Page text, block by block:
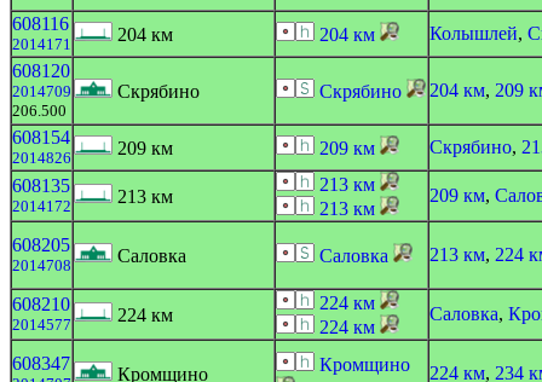
608116
2014171 204 км 204 км Колышлей,
608120
2014709
206.500
Скрябино Скрябино 204 км, 209
608154
2014826 209 км 209 км Скрябино,
608135
2014172 213 км
213 км
213 км
209 км,
608205
2014708 Саловка Саловка 213 км, 224
608210
2014577 224 км
224 км
224 км
Саловка,
608347
Кромщино Кромщино 224 км, 234